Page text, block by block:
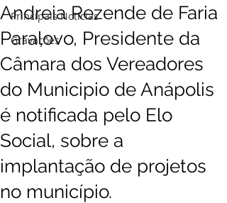
Principais Notícias
Gravações
Andreia Rezende de Faria
Paralovo, Presidente da
Câmara dos Vereadores
do Municipio de Anápolis
é notificada pelo Elo
Social, sobre a
implantação de projetos
no município.